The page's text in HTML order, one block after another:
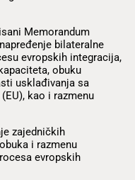
Memorandum
bilateralne
evropskih integracija,
obuku
usklađivanja sa
kao i razmenu
zajedničkih
i razmenu
evropskih